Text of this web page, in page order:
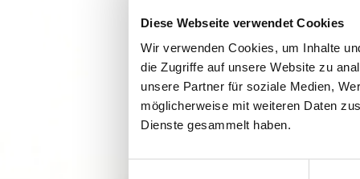
Diese Webseite verwendet Cookies
Wir verwenden Cookies, um Inhalte
die Zugriffe auf unsere Website zu
unsere Partner für soziale Medien,
möglicherweise mit weiteren Daten
Dienste gesammelt haben.